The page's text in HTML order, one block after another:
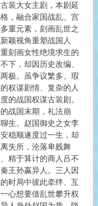
装大女主剧，本剧延
，融合家国战乱、宫
重元素，刻画乱世之
颖视角重塑战国人
刻画女性绝境求生的
下，却因历史改编、
极。虽争议繁多、瑕
权谋剧情、复杂的人
的战国权谋古装剧。
战国末期，礼法崩
生。赵国御史之女李
稳顺遂度过一生，却
失所，沦落卑贱舞
精于算计的商人吕不
王孙嬴异人。三人因
时局中彼此牵绊、互
心想要借乱世攀升权